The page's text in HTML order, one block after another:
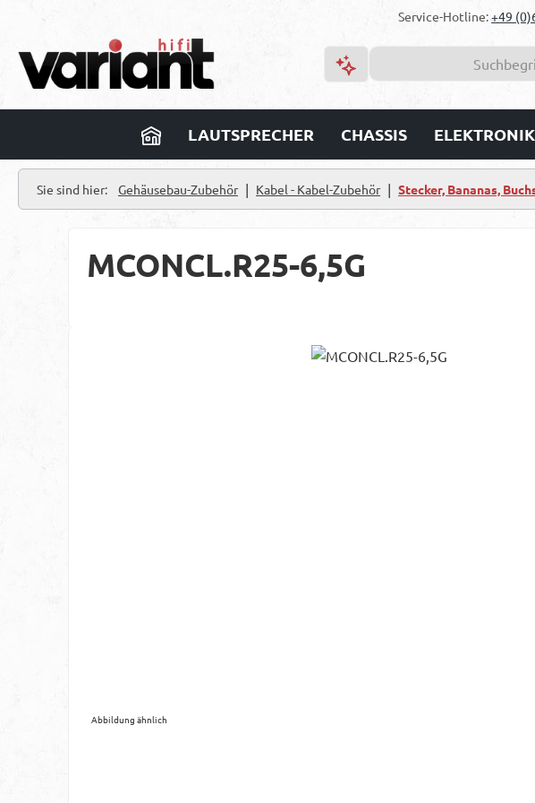
Service-Hotline:+49
LAUTSPRECHER CHASSIS ELEKTRONIK
Sie sind hier: Gehäusebau-Zubehör | Kabel - Kabel-Zubehör | Stecker, Bananas,
MCONCL.R25-6,5G
Abbildung ähnlich